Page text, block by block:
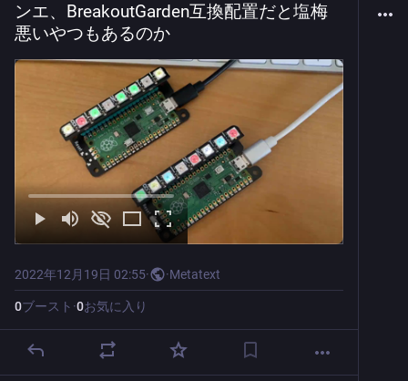
ンエ、BreakoutGarden互換配置だと塩梅
悪いやつもあるのか
2022年12月19日 02:55· ·Metatext
0ブースト ·0お気に入り